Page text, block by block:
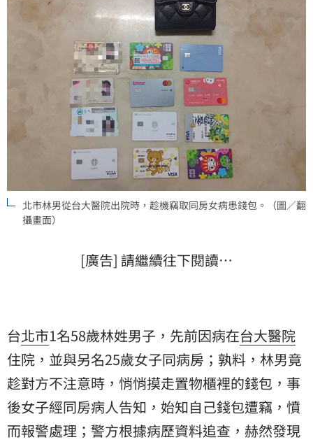
北市林男從台大醫院出院時，趁機竊取同房女病患錢包。（圖／翻
攝畫面）
[廣告] 請繼續往下閱讀…
台北市1名58歲林姓男子，先前因病在台大醫院
住院，並與另名25歲女子同病房；孰料，林男竟
趁對方不注意時，悄悄摸走置物櫃裡的錢包，事
後女子經同房病人告知，始知自己錢包遭竊，憤
而報警處理；警方根據病歷資料追查，赫然發現